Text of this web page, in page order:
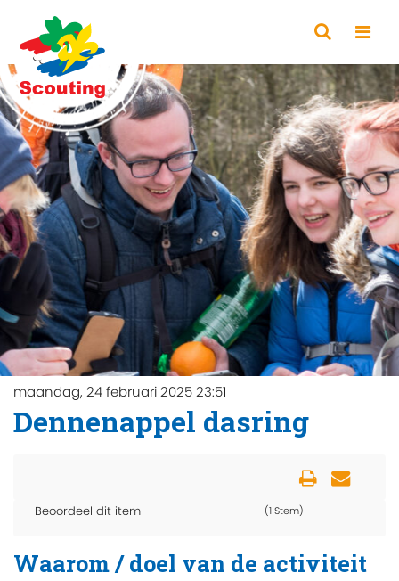
maandag, 24 februari 2025 23:51
Dennenappel dasring
Beoordeel dit item (1 Stem)
Waarom / doel van de activiteit